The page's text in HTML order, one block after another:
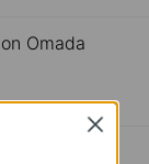
Omada
Close